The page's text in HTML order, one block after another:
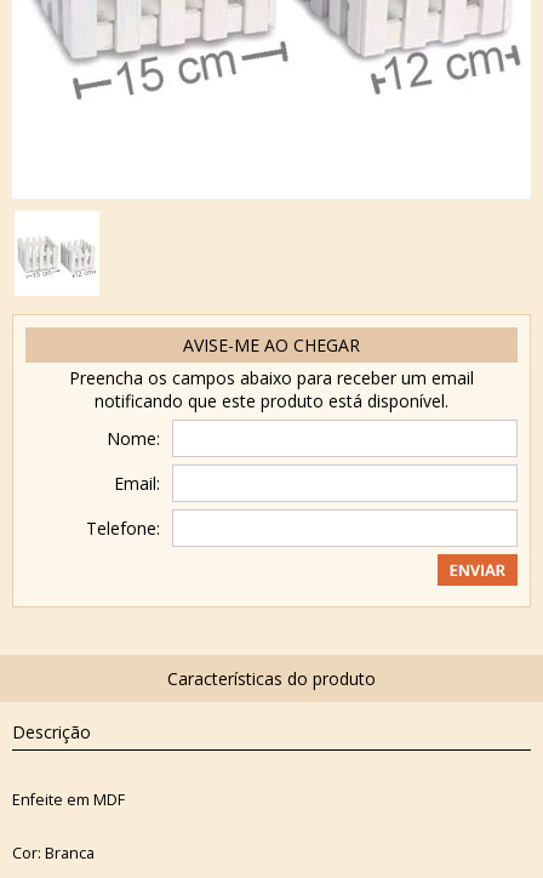
AVISE-ME AO CHEGAR
Preencha os campos abaixo para receber um email
notificando que este produto está disponível.
Nome:
Email:
Telefone:
Descrição
Enfeite em MDF
Cor: Branca